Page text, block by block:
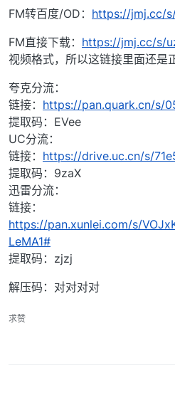
FM转百度/OD： https://jmj.cc/
FM直接下载： https://jmj.cc/s/
视频格式，所以这链接里面还是
夸克分流：
链接： https://pan.quark.cn/s/
提取码：EVee
UC分流：
链接： https://drive.uc.cn/s/
提取码：9zaX
迅雷分流：
链接：
https://pan.xunlei.com/s/
LeMA1#
提取码：zjzj
解压码：对对对对
求赞